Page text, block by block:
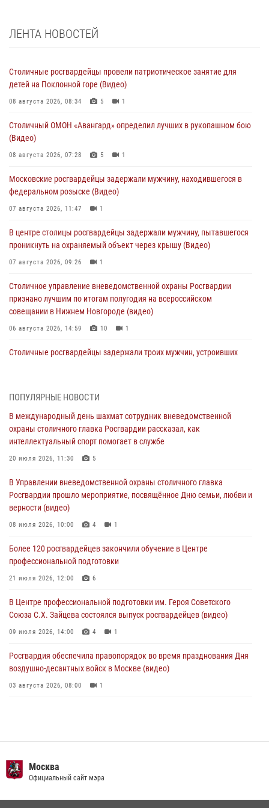
ЛЕНТА НОВОСТЕЙ
Столичные росгвардейцы провели патриотическое занятие для
детей на Поклонной горе (Видео)
08 августа 2026, 08:34 5 1
Столичный ОМОН «Авангард» определил лучших в рукопашном бою
(Видео)
08 августа 2026, 07:28 5 1
Московские росгвардейцы задержали мужчину, находившегося в
федеральном розыске (Видео)
07 августа 2026, 11:47 1
В центре столицы росгвардейцы задержали мужчину, пытавшегося
проникнуть на охраняемый объект через крышу (Видео)
07 августа 2026, 09:26 1
Столичное управление вневедомственной охраны Росгвардии
признано лучшим по итогам полугодия на всероссийском
совещании в Нижнем Новгороде (видео)
06 августа 2026, 14:59 10 1
Столичные росгвардейцы задержали троих мужчин, устроивших
матче в Москве обеспечила Росгвардия (видео)
06 августа 2026, 08:30
Столичные росгвардейцы задержали мужчину, устроившего дебош
05 августа 2026, 12:39
Московские росгвардейцы обеспечили безопасность проведения
футбольного матча Кубка России (Видео)
Делегация МВД Республики Беларусь ознакомилась с передовыми
методами работы Росгвардии в Москве (видео)
ПОПУЛЯРНЫЕ НОВОСТИ
В международный день шахмат сотрудник вневедомственной
охраны столичного главка Росгвардии рассказал, как
интеллектуальный спорт помогает в службе
20 июля 2026, 11:30 5
В Управлении вневедомственной охраны столичного главка
Росгвардии прошло мероприятие, посвящённое Дню семьи, любви и
верности (видео)
08 июля 2026, 10:00 4 1
Более 120 росгвардейцев закончили обучение в Центре
профессиональной подготовки
21 июля 2026, 12:00 6
В Центре профессиональной подготовки им. Героя Советского
Союза С.Х. Зайцева состоялся выпуск росгвардейцев (видео)
09 июля 2026, 14:00 4 1
Росгвардия обеспечила правопорядок во время празднования Дня
воздушно-десантных войск в Москве (видео)
03 августа 2026, 08:00 1
Безопасность футбольного матча в Москве обеспечена при
содействии Росгвардии (видео)
Москва
Официальный сайт мэра